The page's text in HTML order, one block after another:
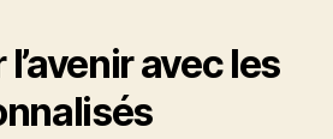
avec les